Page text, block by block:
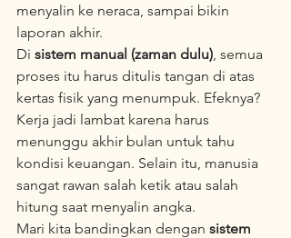
menyalin ke neraca, sampai bikin
laporan akhir.
Di sistem manual (zaman dulu), semua
proses itu harus ditulis tangan di atas
kertas fisik yang menumpuk. Efeknya?
Kerja jadi lambat karena harus
menunggu akhir bulan untuk tahu
kondisi keuangan. Selain itu, manusia
sangat rawan salah ketik atau salah
hitung saat menyalin angka.
Mari kita bandingkan dengan sistem